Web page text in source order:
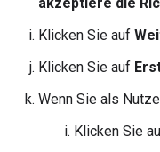
Klicken Sie auf
Klicken Sie auf
Wenn Sie als
Klicken Sie